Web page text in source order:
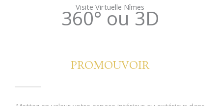
Visite Virtuelle Nîmes
360° ou 3D
PROMOUVOIR